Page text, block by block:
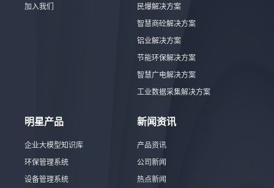
加入我们
民爆解决方案
智慧商砼解决方案
铝业解决方案
节能环保解决方案
智慧广电解决方案
工业数据采集解决方案
明星产品
企业大模型知识库
环保管理系统
设备管理系统
新闻资讯
产品资讯
公司新闻
热点新闻